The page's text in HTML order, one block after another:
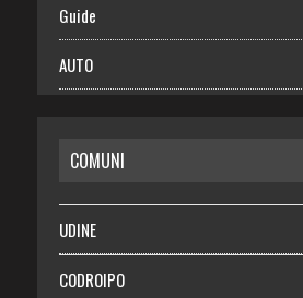
Guide
AUTO
RISPARMIO
SALUTE
Necrologie
COMUNI
UDINE
CODROIPO